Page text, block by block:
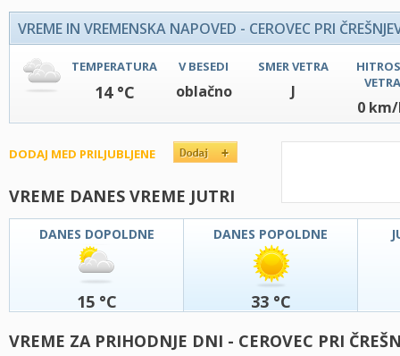
VREME IN VREMENSKA NAPOVED - CEROVEC PRI
TEMPERATURA
14 °C
V BESEDI
oblačno
SMER VETRA
J
VETRA
0
DODAJ MED PRILJUBLJENE
VREME DANES VREME JUTRI
DANES DOPOLDNE
15 °C
DANES POPOLDNE
33 °C
VREME ZA PRIHODNJE DNI - CEROVEC PRI